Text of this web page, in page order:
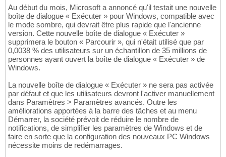
Au début du mois, Microsoft a annoncé qu'il testait une nouvelle
boîte de dialogue « Exécuter » pour Windows, compatible avec
le mode sombre, qui devrait être plus rapide que l'ancienne
version. Cette nouvelle boîte de dialogue « Exécuter »
supprimera le bouton « Parcourir », qui n'était utilisé que par
0,0038 % des utilisateurs sur un échantillon de 35 millions de
personnes ayant ouvert la boîte de dialogue « Exécuter » de
Windows.
La nouvelle boîte de dialogue « Exécuter » ne sera pas activée
par défaut et que les utilisateurs devront l'activer manuellement
dans Paramètres > Paramètres avancés. Outre les
améliorations apportées à la barre des tâches et au menu
Démarrer, la société prévoit de réduire le nombre de
notifications, de simplifier les paramètres de Windows et de
faire en sorte que la configuration des nouveaux PC Windows
nécessite moins de redémarrages.